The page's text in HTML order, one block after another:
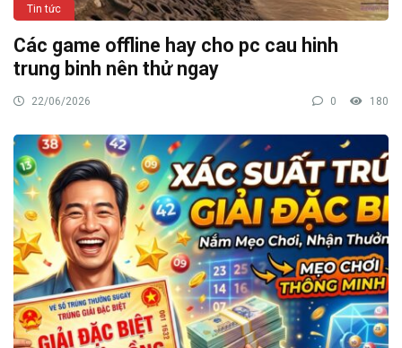
Tin tức
Các game offline hay cho pc cau hinh
trung binh nên thử ngay
22/06/2026 0 180